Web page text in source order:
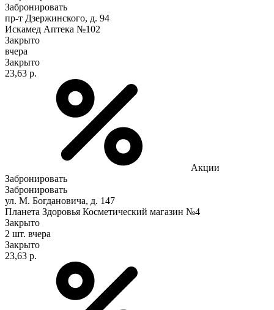
Забронировать
пр-т Дзержинского, д. 94
Искамед Аптека №102
Закрыто
вчера
Закрыто
23,63 р.
Акции
Забронировать
Забронировать
ул. М. Богдановича, д. 147
Планета Здоровья Косметический магазин №4
Закрыто
2 шт. вчера
Закрыто
23,63 р.